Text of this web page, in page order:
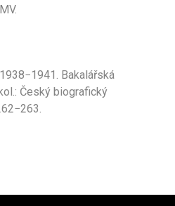
Bakalářská
Český biografický